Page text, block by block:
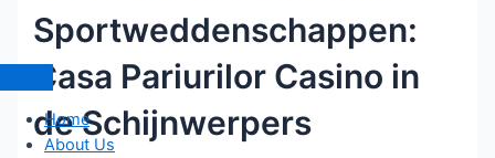
Home
About Us
Sportweddenschappen:
Casa Pariurilor Casino in
de Schijnwerpers